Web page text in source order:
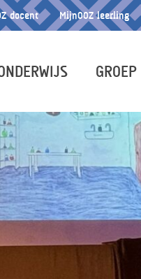
docent MijnOOZ leerling